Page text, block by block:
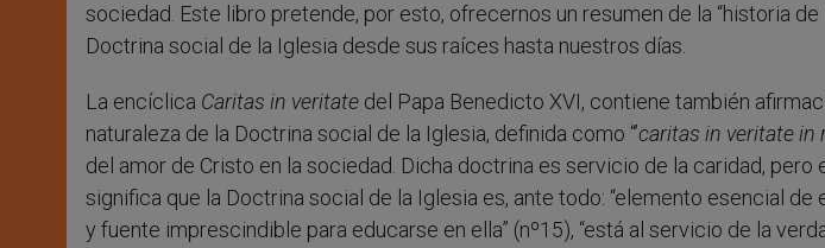
sociedad. Este libro pretende, por esto, ofrecernos un resumen de la “historia de
Doctrina social de la Iglesia desde sus raíces hasta nuestros días.
La encíclica Caritas in veritate del Papa Benedicto XVI, contiene también
naturaleza de la Doctrina social de la Iglesia, definida como “’caritas in veritate in
del amor de Cristo en la sociedad. Dicha doctrina es servicio de la caridad, pero
significa que la Doctrina social de la Iglesia es, ante todo: “elemento esencial
y fuente imprescindible para educarse en ella” (nº15), “está al servicio de la